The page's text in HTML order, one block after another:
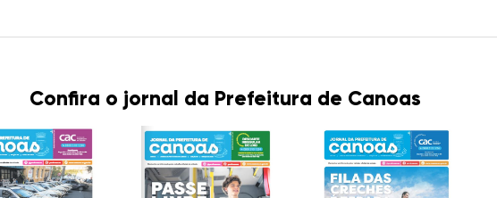
Confira o jornal da Prefeitura de Canoas